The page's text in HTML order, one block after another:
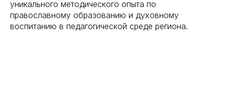
уникального методического опыта по
православному образованию и духовному
воспитанию в педагогической среде региона.